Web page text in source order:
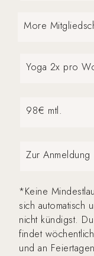
More
Yoga 2x pro
98€ mtl.
Zur Anmeldung
*Keine
sich automatisch
nicht kündigst.
findet
und an